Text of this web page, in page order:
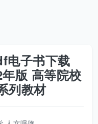
电子书下载
年版 高等院校
列教材